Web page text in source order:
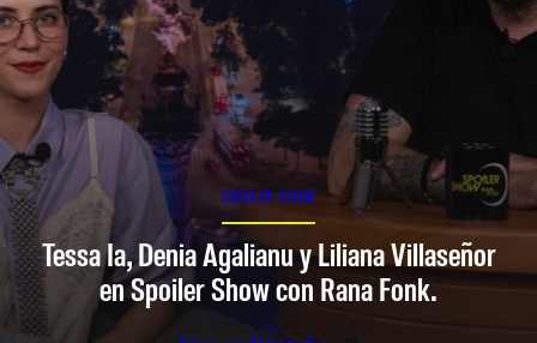
SPOILER SHOW
Tessa Ia, Denia Agalianu y Liliana Villaseñor
en Spoiler Show con Rana Fonk.